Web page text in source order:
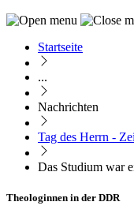
Pfadnavigation
Startseite
...
Nachrichten
Tag des Herrn -
Das Studium war
Theologinnen in der DDR